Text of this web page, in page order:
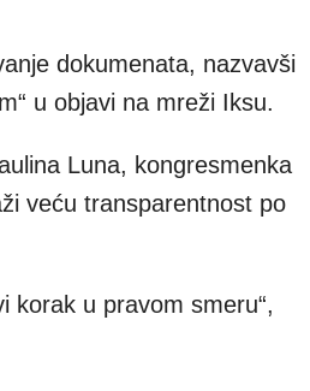
dokumenata, nazvavši
u objavi na mreži Iksu.
Luna, kongresmenka
veću transparentnost po
korak u pravom smeru“,